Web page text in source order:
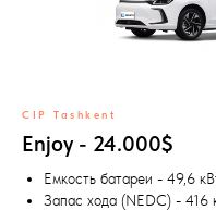
CIP Tashkent
Enjoy - 24.000$
Емкость батареи - 49,6
Запас хода (NEDC) - 416